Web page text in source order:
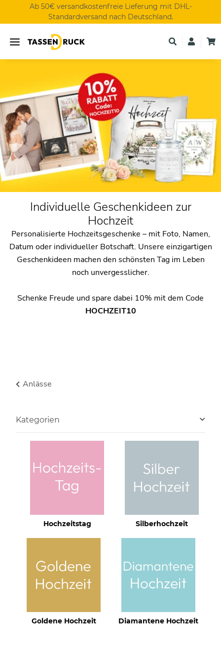
Ab 50€ versandkostenfreie Lieferung mit DHL-
Standardversand nach Deutschland.
Individuelle Geschenkideen zur
Hochzeit
Personalisierte Hochzeitsgeschenke – mit Foto, Namen,
Datum oder individueller Botschaft. Unsere einzigartigen
Geschenkideen machen den schönsten Tag im Leben
noch unvergesslicher.
Schenke Freude und spare dabei 10% mit dem Code
HOCHZEIT10
Anlässe
Hochzeitstag Silberhochzeit
Goldene Hochzeit Diamantene Hochzeit
Kategorien